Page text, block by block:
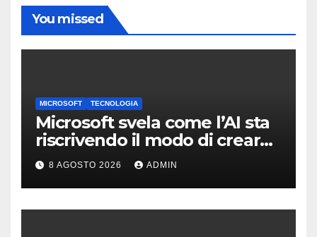
You missed
MICROSOFT TECNOLOGIA
Microsoft svela come l’AI sta
riscrivendo il modo di creare
software
8 AGOSTO 2026 ADMIN